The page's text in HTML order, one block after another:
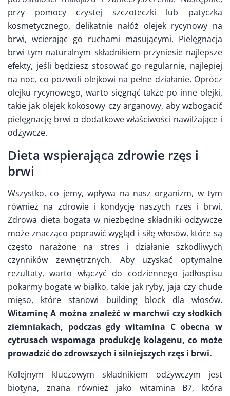
przy pomocy czystej szczoteczki lub patyczka
kosmetycznego, delikatnie nałóż olejek rycynowy na
brwi, wcierając go ruchami masującymi. Pielęgnacja
brwi tym naturalnym składnikiem przyniesie najlepsze
efekty, jeśli będziesz stosować go regularnie, najlepiej
na noc, co pozwoli olejkowi na pełne działanie. Oprócz
olejku rycynowego, warto sięgnąć także po inne olejki,
takie jak olejek kokosowy czy arganowy, aby wzbogacić
pielęgnację brwi o dodatkowe właściwości nawilżające i
odżywcze.
Dieta wspierająca zdrowie rzęs i
brwi
Wszystko, co jemy, wpływa na nasz organizm, w tym
również na zdrowie i kondycję naszych rzęs i brwi.
Zdrowa dieta bogata w niezbędne składniki odżywcze
może znacząco poprawić wygląd i siłę włosów, które są
często narażone na stres i działanie szkodliwych
czynników zewnętrznych. Aby uzyskać optymalne
rezultaty, warto włączyć do codziennego jadłospisu
pokarmy bogate w białko, takie jak ryby, jaja czy chude
mięso, które stanowi building block dla włosów.
Witaminę A można znaleźć w marchwi czy słodkich
ziemniakach, podczas gdy witamina C obecna w
cytrusach wspomaga produkcję kolagenu, co może
prowadzić do zdrowszych i silniejszych rzęs i brwi.
Kolejnym kluczowym składnikiem odżywczym jest
biotyna, znana również jako witamina B7, która